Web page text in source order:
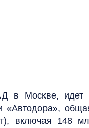
в Москве, идет
включая 148